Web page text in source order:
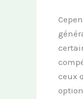
ceux